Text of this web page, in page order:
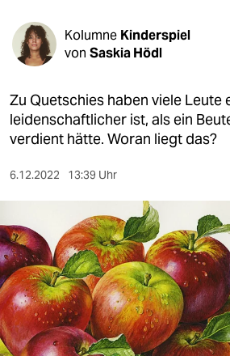
kultur
berlin
verlag
verlag
veranstaltungen
shop
Kolumne Kinderspiel
von Saskia Hödl
Zu Quetschies haben viele Leute
leidenschaftlicher ist, als ein
verdient hätte. Woran liegt das?
6.12.2022 13:39 Uhr